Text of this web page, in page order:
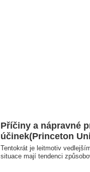
Příčiny a nápravné
účinek(Princeton
Tentokrát je leitmotiv
situace mají tendenci